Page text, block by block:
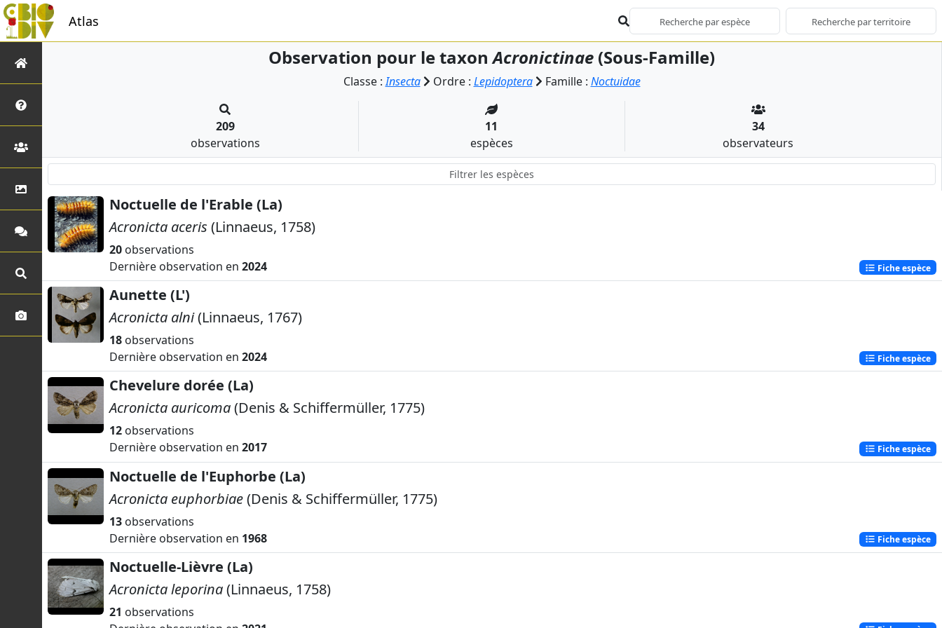
Atlas
Observation pour le taxonAcronictinae (Sous-Famille)
Classe :Insecta Ordre : Lepidoptera Famille : Noctuidae
209
observations
11
espèces
34
observateurs
Noctuelle de l'Erable (La)
Acronicta aceris (Linnaeus, 1758)
20 observations
Dernière observation en 2024 Fiche espèce
Aunette (L')
Acronicta alni(Linnaeus, 1767)
18 observations
Dernière observation en 2024 Fiche espèce
Chevelure dorée (La)
Acronicta auricoma(Denis & Schiffermüller, 1775)
12 observations
Dernière observation en 2017 Fiche espèce
Noctuelle de l'Euphorbe (La)
Acronicta euphorbiae(Denis & Schiffermüller, 1775)
13 observations
Dernière observation en 1968 Fiche espèce
Noctuelle-Lièvre (La)
Acronicta leporina(Linnaeus, 1758)
21 observations